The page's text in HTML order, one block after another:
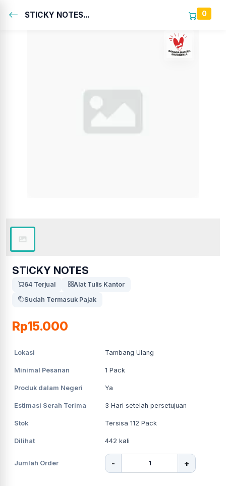
STICKY NOTES... 0
STICKY NOTES
64 Terjual
Alat Tulis Kantor
Sudah Termasuk Pajak
Rp15.000
Lokasi Tambang Ulang
Minimal Pesanan 1 Pack
Produk dalam Negeri Ya
Estimasi Serah Terima 3 Hari setelah persetujuan
Stok Tersisa 112 Pack
Dilihat 442 kali
Jumlah Order - +